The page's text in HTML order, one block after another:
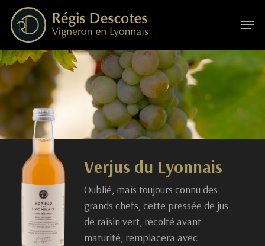
main
content
Menu
Verjus du Lyonnais
Oublié, mais toujours connu des
grands chefs, cette pressée de jus
de raisin vert, récolté avant
maturité, remplacera avec